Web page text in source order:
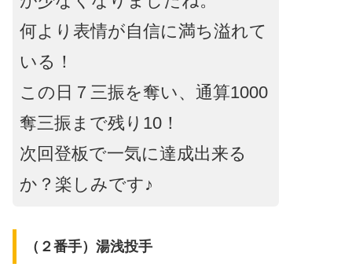
何より表情が自信に満ち溢れて
いる！
この日７三振を奪い、通算1000
奪三振まで残り10！
次回登板で一気に達成出来る
か？楽しみです♪
（２番手）湯浅投手